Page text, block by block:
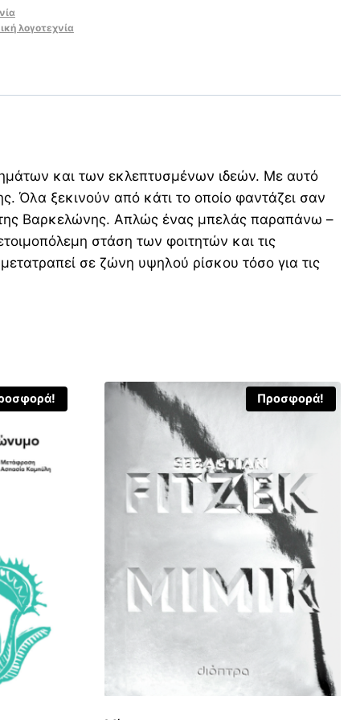
λογοτεχνία
και των εκλεπτυσμένων ιδεών. Με αυτό
Όλα ξεκινούν από κάτι το οποίο φαντάζει σαν
της Βαρκελώνης. Απλώς ένας μπελάς παραπάνω –
στάση των φοιτητών και τις
σε ζώνη υψηλού ρίσκου τόσο για τις
Προσφορά!